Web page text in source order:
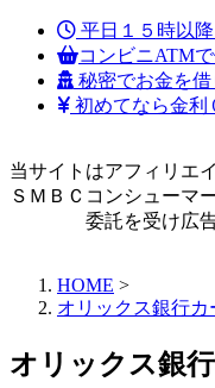
平日１５時以降
コンビニATM
秘密でお金を借
初めてなら金利
当サイトはアフィリエ
ＳＭＢＣコンシューマ
委託を受け広
HOME >
オリックス銀行カ
オリックス銀